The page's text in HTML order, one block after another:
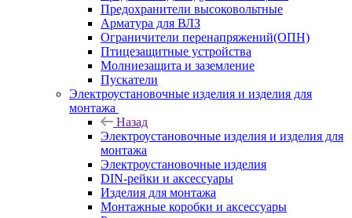
Предохранители высоковольтные
Арматура для ВЛЗ
Ограничители перенапряжений(ОПН)
Птицезащитные устройства
Молниезащита и заземление
Пускатели
Электроустановочные изделия и изделия для
монтажа
Назад
Электроустановочные изделия и изделия для
монтажа
Электроустановочные изделия
DIN-рейки и аксессуары
Изделия для монтажа
Монтажные коробки и аксессуары